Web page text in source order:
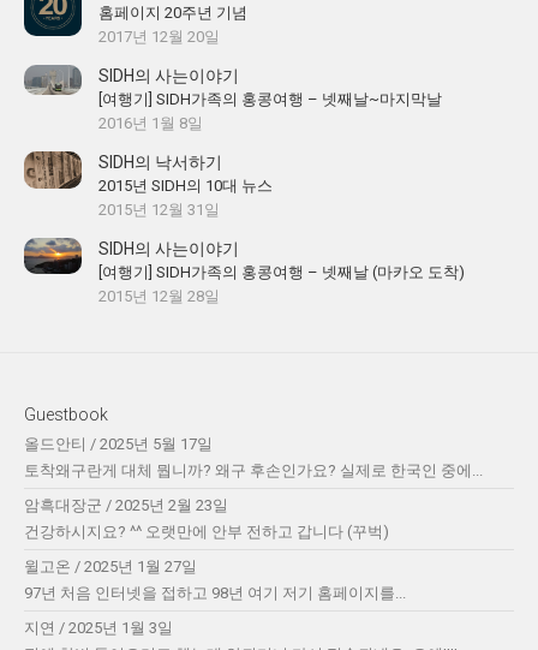
홈페이지 20주년 기념
2017년 12월 20일
SIDH의 사는이야기
[여행기] SIDH가족의 홍콩여행 – 넷째날~마지막날
2016년 1월 8일
SIDH의 낙서하기
2015년 SIDH의 10대 뉴스
2015년 12월 31일
SIDH의 사는이야기
[여행기] SIDH가족의 홍콩여행 – 넷째날 (마카오 도착)
2015년 12월 28일
Guestbook
올드안티 / 2025년 5월 17일
토착왜구란게 대체 뭡니까? 왜구 후손인가요? 실제로 한국인 중에...
암흑대장군 / 2025년 2월 23일
건강하시지요? ^^ 오랫만에 안부 전하고 갑니다 (꾸벅)
윌고온 / 2025년 1월 27일
97년 처음 인터넷을 접하고 98년 여기 저기 홈페이지를...
지연 / 2025년 1월 3일